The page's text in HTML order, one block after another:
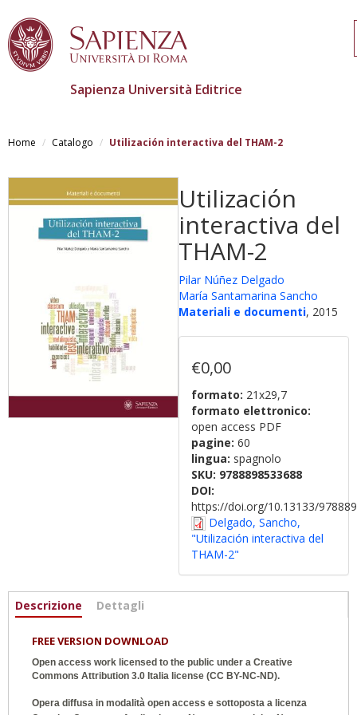
main
Sapienza Università Editrice
Home Catalogo Utilización interactiva del THAM-2
Utilización
interactiva del
THAM-2
Pilar Núñez Delgado
María Santamarina Sancho
Materiali e documenti, 2015
€0,00
formato: 21x29,7
formato elettronico:
open access PDF
pagine: 60
lingua: spagnolo
SKU: 9788898533688
DOI:
https://doi.org/10.13133/
Delgado, Sancho,
"Utilización interactiva del
THAM-2"
Informazioni
Descrizione (active
Dettagli
FREE VERSION DOWNLOAD
Open access work licensed to the public under a Creative
Commons Attribution 3.0 Italia license (CC BY-NC-ND).
Opera diffusa in modalità open access e sottoposta a licenza